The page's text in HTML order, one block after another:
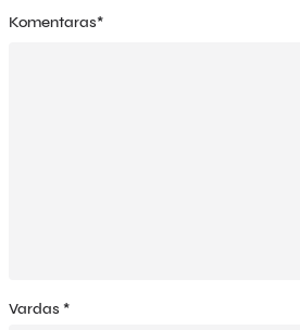
Komentaras*
Vardas *